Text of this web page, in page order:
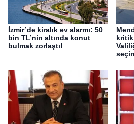
İzmir’de kiralık ev alarmı: 50
bin TL’nin altında konut
bulmak zorlaştı!
kritik